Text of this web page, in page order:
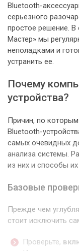
Bluetooth-
серьезного
простое решение.
Мастер» мы
неполадками и
устранить ее.
Почему
устройства?
Причин, по
Bluetooth-
самых очевидных
анализа системы.
из них и способы
Базовые
Прежде чем
стоит исключить
Проверьте,